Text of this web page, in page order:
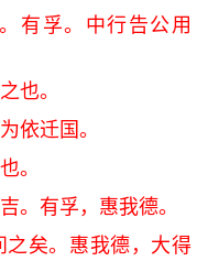
有孚。中行告公用
也。
依迁国。
。
。有孚，惠我德。
之矣。惠我德，大得